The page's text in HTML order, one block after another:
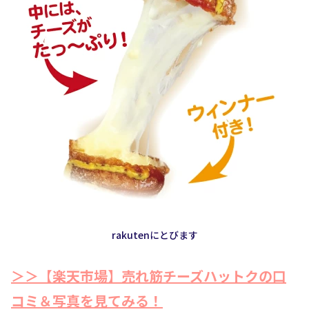
rakutenにとびます
＞＞【楽天市場】売れ筋チーズハットクの口
コミ＆写真を見てみる！